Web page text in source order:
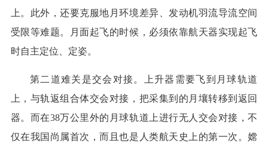
上。此外，还要克服地月环境差异、发动机羽流导流空间
受限等难题。月面起飞的时候，必须依靠航天器实现起飞
时自主定位、定姿。
第二道难关是交会对接。上升器需要飞到月球轨道
上，与轨返组合体交会对接，把采集到的月壤转移到返回
器。而在38万公里外的月球轨道上进行无人交会对接，不
仅在我国尚属首次，而且也是人类航天史上的第一次。嫦